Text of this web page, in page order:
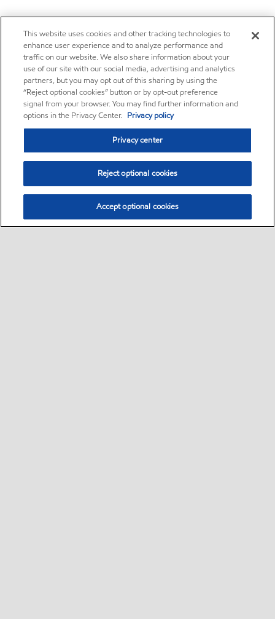
This website uses cookies and other tracking technologies to
enhance user experience and to analyze performance and
traffic on our website. We also share information about your
use of our site with our social media, advertising and analytics
partners, but you may opt out of this sharing by using the
“Reject optional cookies” button or by opt-out preference
signal from your browser. You may find further information and
options in the Privacy Center. Privacy policy
Privacy center
Reject optional cookies
Accept optional cookies